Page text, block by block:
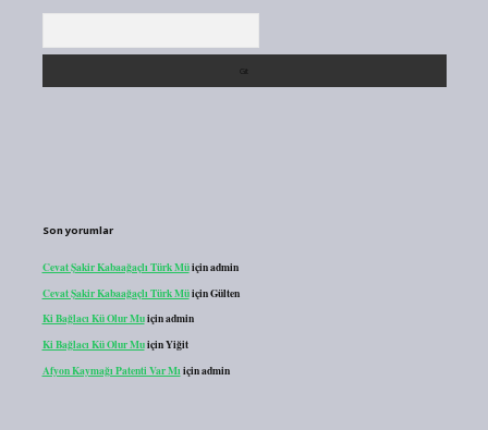
Son yorumlar
Cevat Şakir Kabaağaçlı Türk Müiçinadmin
Cevat Şakir Kabaağaçlı Türk MüiçinGülten
Ki Bağlacı Kü Olur Muiçinadmin
Ki Bağlacı Kü Olur MuiçinYiğit
Afyon Kaymağı Patenti Var Mı içinadmin